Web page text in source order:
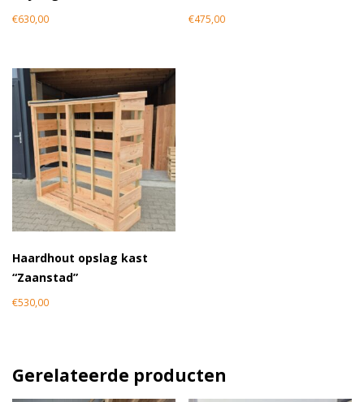
€630,00 €475,00
Haardhout opslag kast
“Zaanstad”
€530,00
Gerelateerde producten